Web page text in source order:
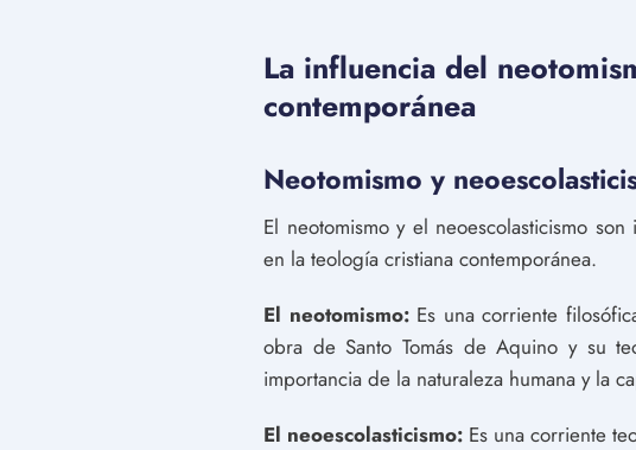
La influencia del
contemporánea
Neotomismo y
El neotomismo y el neoescolasticismo
en la teología cristiana contemporánea.
El neotomismo: Es una corriente
obra de Santo Tomás de Aquino y su
importancia de la naturaleza humana y la
El neoescolasticismo: Es una corriente